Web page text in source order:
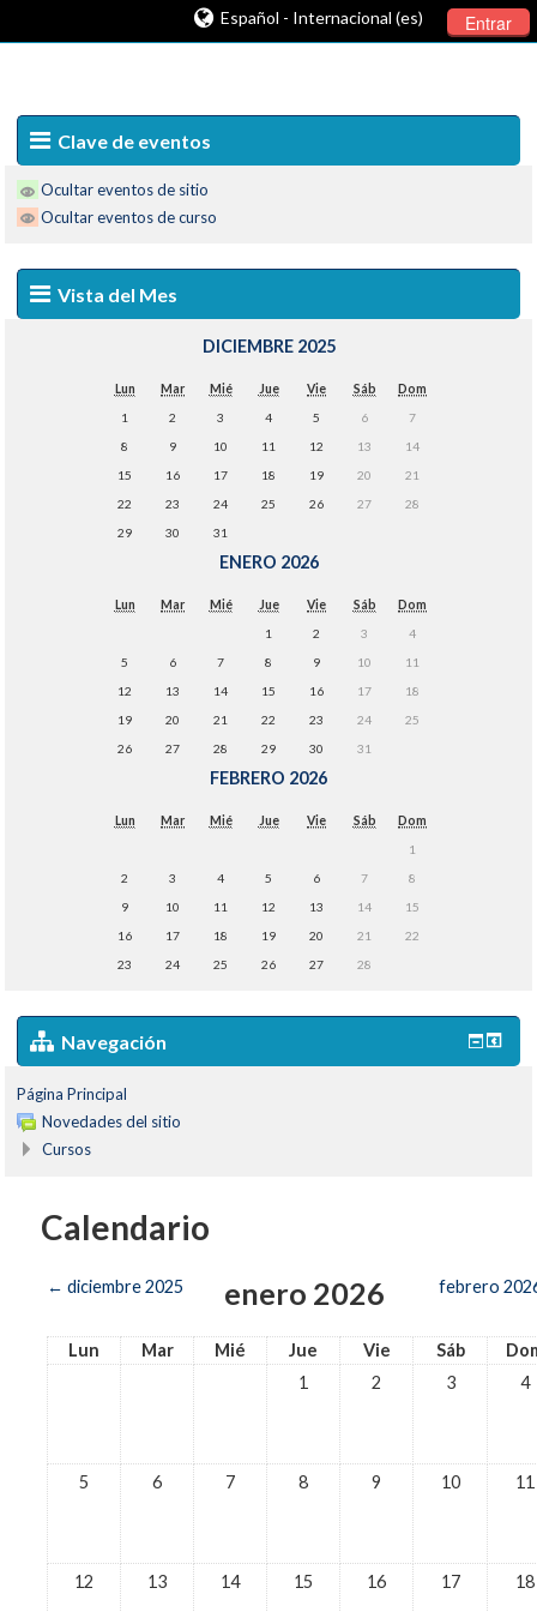
Entrar
Español - Internacional (es)
Clave de eventos
Ocultar eventos de sitio
Ocultar eventos de curso
Vista del Mes
DICIEMBRE 2025
Lun Mar Mié Jue Vie Sáb
Dom
1
2 3 4 5 6
7
8
9 10 11 12 13
14
15
16 17 18 19 20
21
22
23 24 25 26 27
28
29
30 31
ENERO 2026
Lun Mar Mié Jue Vie Sáb
Dom
1
2 3
4
5
6 7 8 9 10
11
12
13 14 15 16 17
18
19
20 21 22 23 24
25
26
27 28 29 30 31
FEBRERO 2026
Lun Mar Mié Jue Vie Sáb
Dom
1
2
3 4 5 6 7
8
9
10 11 12 13 14
15
16
17 18 19 20 21
22
23
24 25 26 27 28
Navegación
Página Principal
Novedades del sitio
Cursos
Calendario
← diciembre 2025 enero 2026 febrero
Lun Mar Mié Jue Vie Sáb
1
2 3 4
5 6 7 8 9 10 11
12 13 14 15 16 17 18